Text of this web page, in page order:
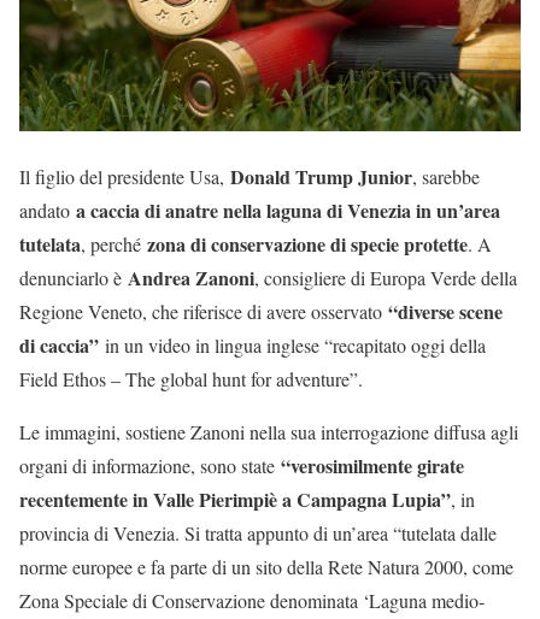
Il figlio del presidente Usa, Donald Trump Junior, sarebbe
andato a caccia di anatre nella laguna di Venezia in un’area
tutelata, perché zona di conservazione di specie protette. A
denunciarlo è Andrea Zanoni, consigliere di Europa Verde della
Regione Veneto, che riferisce di avere osservato “diverse scene
di caccia” in un video in lingua inglese “recapitato oggi della
Field Ethos – The global hunt for adventure”.
Le immagini, sostiene Zanoni nella sua interrogazione diffusa agli
organi di informazione, sono state “verosimilmente girate
recentemente in Valle Pierimpiè a Campagna Lupia”, in
provincia di Venezia. Si tratta appunto di un’area “tutelata dalle
norme europee e fa parte di un sito della Rete Natura 2000, come
Zona Speciale di Conservazione denominata ‘Laguna medio-